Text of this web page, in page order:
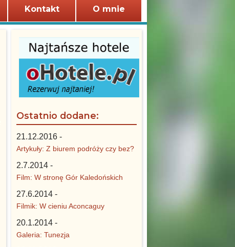
Kontakt O mnie
Ostatnio dodane:
21.12.2016 -
Artykuły: Z biurem podróży czy bez?
2.7.2014 -
Film: W stronę Gór Kaledońskich
27.6.2014 -
Filmik: W cieniu Aconcaguy
20.1.2014 -
Galeria: Tunezja